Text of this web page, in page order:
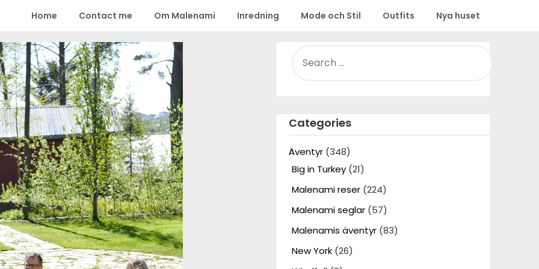
Home Contact me Om Malenami Inredning Mode och Stil Outfits Nya huset
FOR:
Categories
Äventyr(348)
Big in Turkey(21)
Malenami reser(224)
Malenami seglar(57)
Malenamis äventyr(83)
New York(26)